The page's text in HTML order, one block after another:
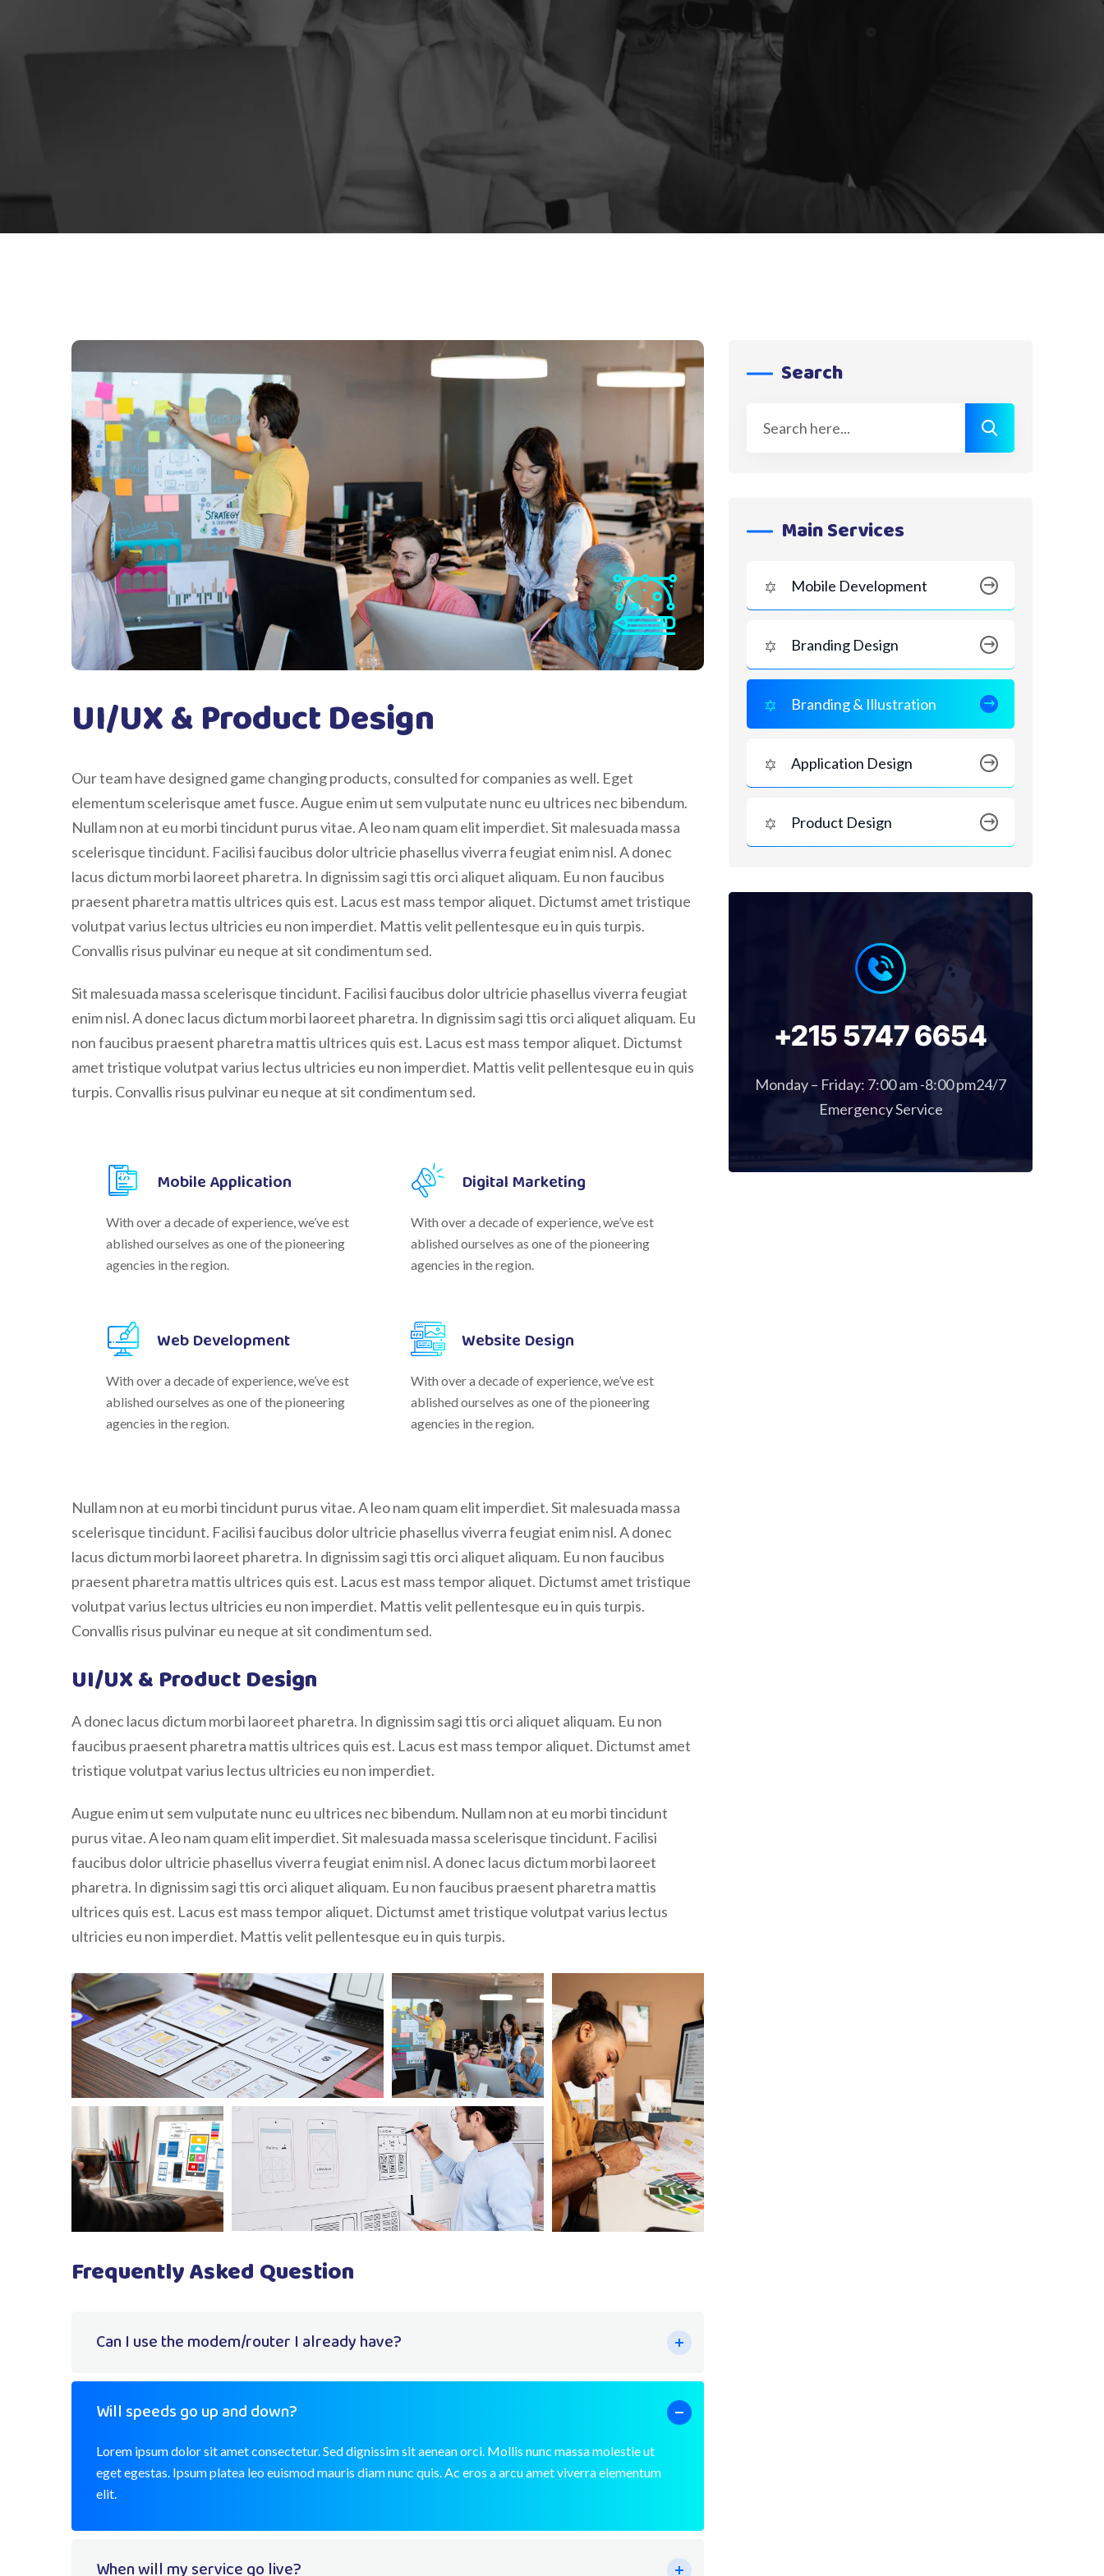
UI/UX & Product Design
Our team have designed game changing products, consulted for companies as well. Eget
elementum scelerisque amet fusce. Augue enim ut sem vulputate nunc eu ultrices nec bibendum.
Nullam non at eu morbi tincidunt purus vitae. A leo nam quam elit imperdiet. Sit malesuada massa
scelerisque tincidunt. Facilisi faucibus dolor ultricie phasellus viverra feugiat enim nisl. A donec
lacus dictum morbi laoreet pharetra. In dignissim sagi ttis orci aliquet aliquam. Eu non faucibus
praesent pharetra mattis ultrices quis est. Lacus est mass tempor aliquet. Dictumst amet tristique
volutpat varius lectus ultricies eu non imperdiet. Mattis velit pellentesque eu in quis turpis.
Convallis risus pulvinar eu neque at sit condimentum sed.
Sit malesuada massa scelerisque tincidunt. Facilisi faucibus dolor ultricie phasellus viverra feugiat
enim nisl. A donec lacus dictum morbi laoreet pharetra. In dignissim sagi ttis orci aliquet aliquam. Eu
non faucibus praesent pharetra mattis ultrices quis est. Lacus est mass tempor aliquet. Dictumst
amet tristique volutpat varius lectus ultricies eu non imperdiet. Mattis velit pellentesque eu in quis
turpis. Convallis risus pulvinar eu neque at sit condimentum sed.
Mobile Application
With over a decade of experience, we’ve est
ablished ourselves as one of the pioneering
agencies in the region.
Web Development
With over a decade of experience, we’ve est
ablished ourselves as one of the pioneering
agencies in the region.
Digital Marketing
With over a decade of experience, we’ve est
ablished ourselves as one of the pioneering
agencies in the region.
Website Design
With over a decade of experience, we’ve est
ablished ourselves as one of the pioneering
agencies in the region.
Nullam non at eu morbi tincidunt purus vitae. A leo nam quam elit imperdiet. Sit malesuada massa
scelerisque tincidunt. Facilisi faucibus dolor ultricie phasellus viverra feugiat enim nisl. A donec
lacus dictum morbi laoreet pharetra. In dignissim sagi ttis orci aliquet aliquam. Eu non faucibus
praesent pharetra mattis ultrices quis est. Lacus est mass tempor aliquet. Dictumst amet tristique
volutpat varius lectus ultricies eu non imperdiet. Mattis velit pellentesque eu in quis turpis.
Convallis risus pulvinar eu neque at sit condimentum sed.
UI/UX & Product Design
A donec lacus dictum morbi laoreet pharetra. In dignissim sagi ttis orci aliquet aliquam. Eu non
faucibus praesent pharetra mattis ultrices quis est. Lacus est mass tempor aliquet. Dictumst amet
tristique volutpat varius lectus ultricies eu non imperdiet.
Augue enim ut sem vulputate nunc eu ultrices nec bibendum. Nullam non at eu morbi tincidunt
purus vitae. A leo nam quam elit imperdiet. Sit malesuada massa scelerisque tincidunt. Facilisi
faucibus dolor ultricie phasellus viverra feugiat enim nisl. A donec lacus dictum morbi laoreet
pharetra. In dignissim sagi ttis orci aliquet aliquam. Eu non faucibus praesent pharetra mattis
ultrices quis est. Lacus est mass tempor aliquet. Dictumst amet tristique volutpat varius lectus
ultricies eu non imperdiet. Mattis velit pellentesque eu in quis turpis.
Frequently Asked Question
Can I use the modem/router I already have?
Will speeds go up and down?
Lorem ipsum dolor sit amet consectetur. Sed dignissim sit aenean orci. Mollis nunc massa molestie ut
eget egestas. Ipsum platea leo euismod mauris diam nunc quis. Ac eros a arcu amet viverra elementum
elit.
When will my service go live?
Search
Main Services
Mobile Development
Branding Design
Branding & Illustration
Application Design
Product Design
+215 5747 6654
Monday – Friday: 7:00 am -8:00 pm24/7
Emergency Service